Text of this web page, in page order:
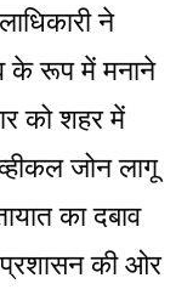
ने
के रूप में मनाने
को शहर में
जोन लागू
का दबाव
की ओर